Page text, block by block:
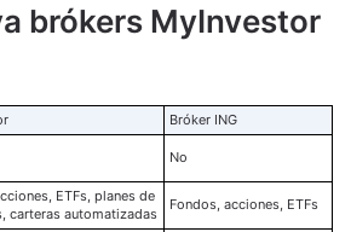
brókers MyInvestor
Bróker ING
No
ETFs, planes de
carteras automatizadas
Fondos, acciones, ETFs